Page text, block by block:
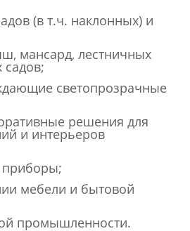
(в т.ч. наклонных) и
мансард, лестничных
садов;
светопрозрачные
решения для
и интерьеров
приборы;
мебели и бытовой
промышленности.